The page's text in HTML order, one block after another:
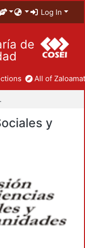
Log In
de
All of
y